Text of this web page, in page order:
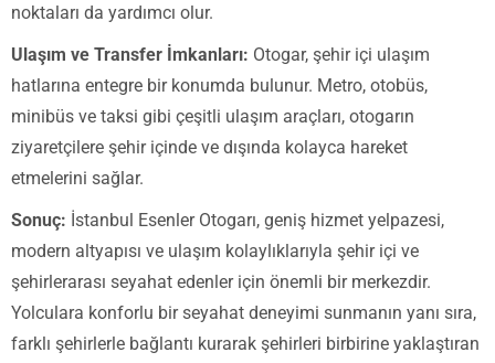
noktaları da yardımcı olur.
Ulaşım ve Transfer İmkanları: Otogar, şehir içi ulaşım
hatlarına entegre bir konumda bulunur. Metro, otobüs,
minibüs ve taksi gibi çeşitli ulaşım araçları, otogarın
ziyaretçilere şehir içinde ve dışında kolayca hareket
etmelerini sağlar.
Sonuç: İstanbul Esenler Otogarı, geniş hizmet yelpazesi,
modern altyapısı ve ulaşım kolaylıklarıyla şehir içi ve
şehirlerarası seyahat edenler için önemli bir merkezdir.
Yolculara konforlu bir seyahat deneyimi sunmanın yanı sıra,
farklı şehirlerle bağlantı kurarak şehirleri birbirine yaklaştıran